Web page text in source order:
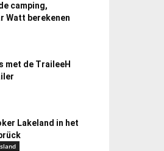
camping,
Watt berekenen
met de TraileeH
Lakeland in het